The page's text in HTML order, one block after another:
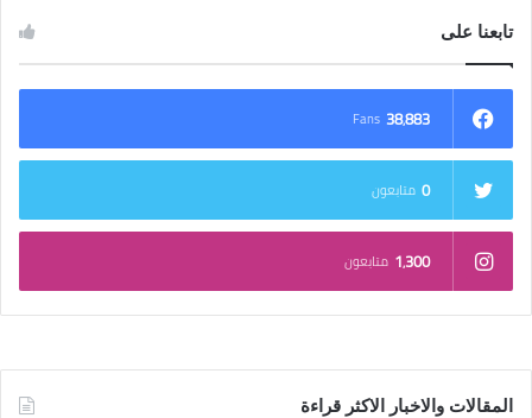
تابعنا على
38٬883 Fans
0 متابعون
1٬300 متابعون
المقالات والاخبار الاكثر قراءة